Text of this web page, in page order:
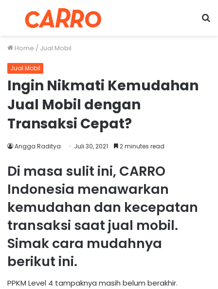
Menu
Home / Jual Mobil
Jual Mobil
Ingin Nikmati Kemudahan
Jual Mobil dengan
Transaksi Cepat?
Angga Raditya Juli 30, 2021 2 minutes read
Di masa sulit ini, CARRO
Indonesia menawarkan
kemudahan dan kecepatan
transaksi saat jual mobil.
Simak cara mudahnya
berikut ini.
PPKM Level 4 tampaknya masih belum berakhir.